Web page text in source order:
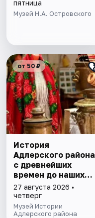
пятница
Музей Н.А. Островского
от 50 ₽
История
Адлерского района
с древнейших
времен до наших
дней. Экскурсия
27 августа 2026 •
четверг
Музей Истории
Адлерского района